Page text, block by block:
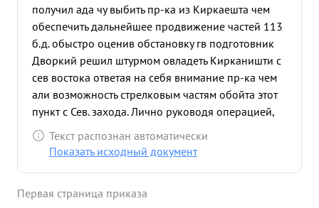
получил ада чу выбить пр-ка из Киркаешта чем
обеспечить дальнейшее продвижение частей 113
б.д. обыстро оценив обстановку гв подготовник
Дворкий решил штурмом овладеть Кирканишти с
сев востока ответая на себя внимание пр-ка чем
али возможность стрелковым частям обойта этот
пункт с Сев. захода. Лично руководя операцией,
находясь на боевой машине гв подполковник
Дворкий самоходные установки на штурм
поставленную задачу выполнил и обеспечил
Текст распознан автоматически
Показать исходный документ
Первая страница приказа